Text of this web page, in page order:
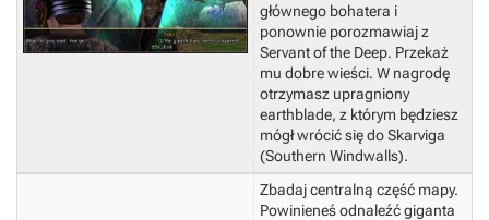
głównego bohatera i
ponownie porozmawiaj z
Servant of the Deep. Przekaż
mu dobre wieści. W nagrodę
otrzymasz upragniony
earthblade, z którym będziesz
mógł wrócić się do Skarviga
(Southern Windwalls).
Zbadaj centralną część mapy.
Powinieneś odnaleźć giganta